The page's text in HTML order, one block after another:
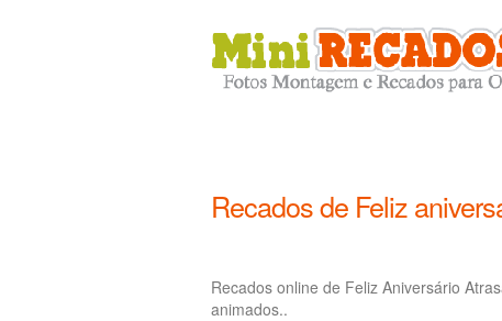
Recados de Feliz
Recados online de Feliz Aniversário
animados..